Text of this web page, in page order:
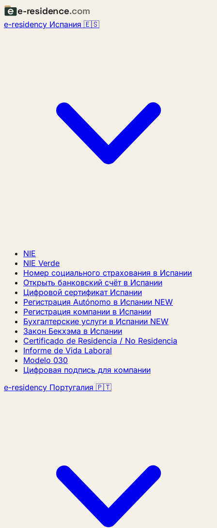
e-residence.com
e-residency Испания 🇪🇸
NIE
NIE Verde
Номер социального страхования в Испании
Открыть банковский счёт в Испании
Цифровой сертификат Испании
Регистрация Autónomo в Испании NEW
Регистрация компании в Испании
Бухгалтерские услуги в Испании NEW
Закон Бекхэма в Испании
Certificado de Residencia / No Residencia
Informe de Vida Laboral
Modelo 030
Цифровая подпись для компании
e-residency Португалия 🇵🇹